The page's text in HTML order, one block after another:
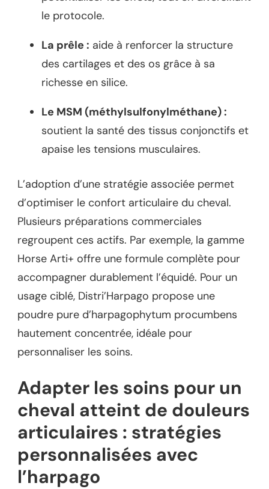
le protocole.
La prêle : aide à renforcer la structure
des cartilages et des os grâce à sa
richesse en silice.
Le MSM (méthylsulfonylméthane) :
soutient la santé des tissus conjonctifs et
apaise les tensions musculaires.
L’adoption d’une stratégie associée permet
d’optimiser le confort articulaire du cheval.
Plusieurs préparations commerciales
regroupent ces actifs. Par exemple, la gamme
Horse Arti+ offre une formule complète pour
accompagner durablement l’équidé. Pour un
usage ciblé, Distri’Harpago propose une
poudre pure d’harpagophytum procumbens
hautement concentrée, idéale pour
personnaliser les soins.
Adapter les soins pour un
cheval atteint de douleurs
articulaires : stratégies
personnalisées avec
l’harpago